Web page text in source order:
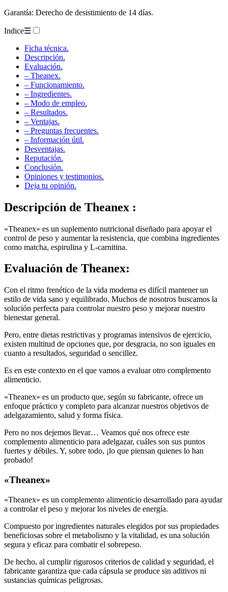
Garantía: Derecho de desistimiento de 14 días.
Indice☰
Ficha técnica.
Descripción.
Evaluación.
– Theanex.
– Funcionamiento.
– Ingredientes.
– Modo de empleo.
– Resultados.
– Ventajas.
– Preguntas frecuentes.
– Información útil.
Desventajas.
Reputación.
Conclusión.
Opiniones y testimonios.
Deja tu opinión.
Descripción de Theanex :
«Theanex» es un suplemento nutricional diseñado para apoyar el
control de peso y aumentar la resistencia, que combina ingredientes
como matcha, espirulina y L-carnitina.
Evaluación de Theanex:
Con el ritmo frenético de la vida moderna es difícil mantener un
estilo de vida sano y equilibrado. Muchos de nosotros buscamos la
solución perfecta para controlar nuestro peso y mejorar nuestro
bienestar general.
Pero, entre dietas restrictivas y programas intensivos de ejercicio,
existen multitud de opciones que, por desgracia, no son iguales en
cuanto a resultados, seguridad o sencillez.
Es en este contexto en el que vamos a evaluar otro complemento
alimenticio.
«Theanex» es un producto que, según su fabricante, ofrece un
enfoque práctico y completo para alcanzar nuestros objetivos de
adelgazamiento, salud y forma física.
Pero no nos dejemos llevar… Veamos qué nos ofrece este
complemento alimenticio para adelgazar, cuáles son sus puntos
fuertes y débiles. Y, sobre todo, ¡lo que piensan quienes lo han
probado!
«Theanex»
«Theanex» es un complemento alimenticio desarrollado para ayudar
a controlar el peso y mejorar los niveles de energía.
Compuesto por ingredientes naturales elegidos por sus propiedades
beneficiosas sobre el metabolismo y la vitalidad, es una solución
segura y eficaz para combatir el sobrepeso.
De hecho, al cumplir rigurosos criterios de calidad y seguridad, el
fabricante garantiza que cada cápsula se produce sin aditivos ni
sustancias químicas peligrosas.